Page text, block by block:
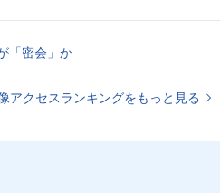
「密会」か
アクセスランキングをもっと見る